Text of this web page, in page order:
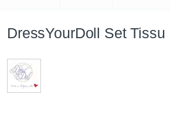
DressYourDoll Set Tissu